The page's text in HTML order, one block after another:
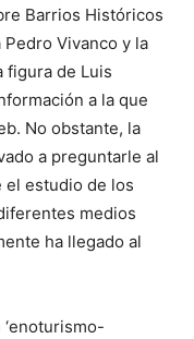
Barrios Históricos
Vivanco y la
figura de Luis
a la que
No obstante, la
a preguntarle al
el estudio de los
medios
ha llegado al